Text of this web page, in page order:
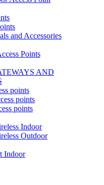
and Accessories
Points
AND
points
points
points
Indoor
Outdoor
Indoor